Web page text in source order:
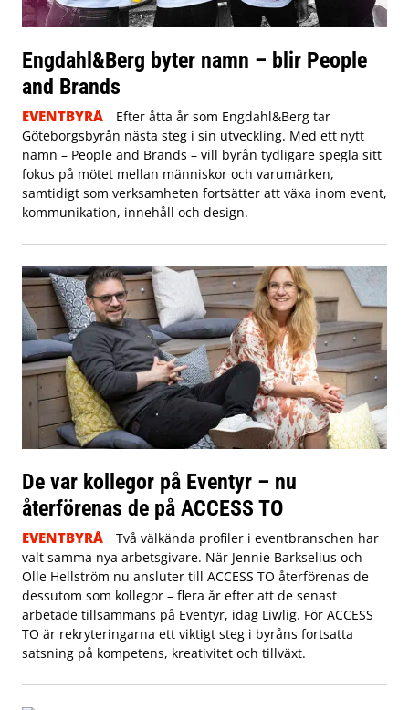
Engdahl&Berg byter namn – blir People
and Brands
EVENTBYRÅ
Efter åtta år som Engdahl&Berg tar
Göteborgsbyrån nästa steg i sin utveckling. Med ett nytt
namn – People and Brands – vill byrån tydligare spegla sitt
fokus på mötet mellan människor och varumärken,
samtidigt som verksamheten fortsätter att växa inom event,
kommunikation, innehåll och design.
De var kollegor på Eventyr – nu
återförenas de på ACCESS TO
EVENTBYRÅ
Två välkända profiler i eventbranschen har
valt samma nya arbetsgivare. När Jennie Barkselius och
Olle Hellström nu ansluter till ACCESS TO återförenas de
dessutom som kollegor – flera år efter att de senast
arbetade tillsammans på Eventyr, idag Liwlig. För ACCESS
TO är rekryteringarna ett viktigt steg i byråns fortsatta
satsning på kompetens, kreativitet och tillväxt.